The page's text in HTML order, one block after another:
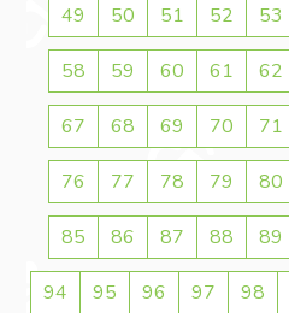
49 50 51 52 53
58 59 60 61 62
67 68 69 70 71
76 77 78 79 80
85 86 87 88 89
94 95 96 97 98